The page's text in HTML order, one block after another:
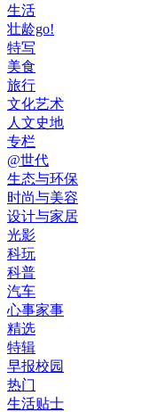
生活
壮龄go!
特写
美食
旅行
文化艺术
人文史地
专栏
@世代
生态与环保
时尚与美容
设计与家居
光影
科玩
科普
汽车
心事家事
精选
特辑
早报校园
热门
生活贴士